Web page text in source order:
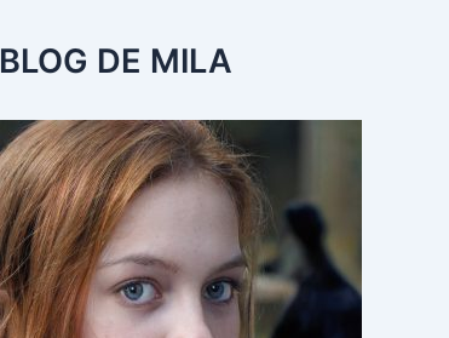
BLOG DE MILA